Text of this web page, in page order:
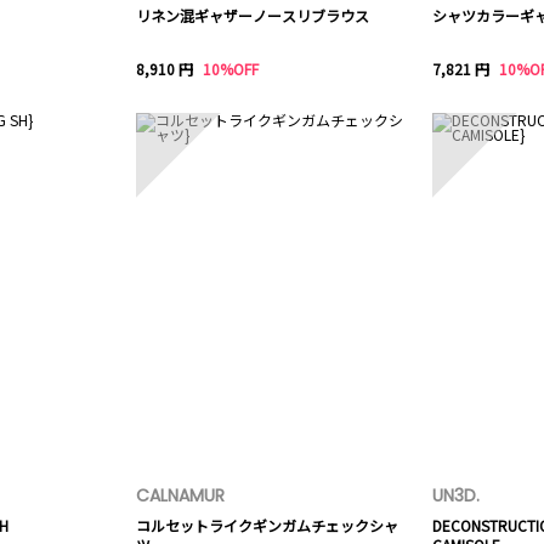
リネン混ギャザーノースリブラウス
8,910 円 10%OFF
シャツカラーギ
7,821 円
CALNAMUR
コルセットライクギンガムチェックシャ
UN3D.